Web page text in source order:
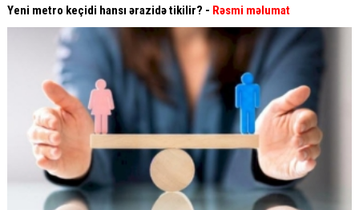
Yeni metro keçidi hansı ərazidə tikilir? - Rəsmi məlumat